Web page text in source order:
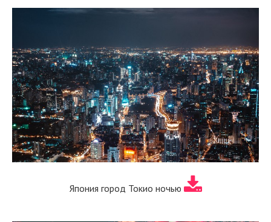
Япония город Токио ночью